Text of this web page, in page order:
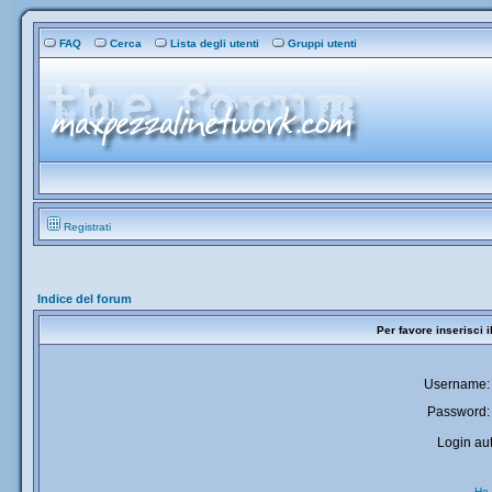
FAQ Cerca Lista degli utenti Gruppi utenti
Registrati
Indice del forum
Per favore inserisci
Username:
Password:
Login